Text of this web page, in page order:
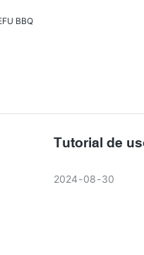
Tutorial de
2024 08 30